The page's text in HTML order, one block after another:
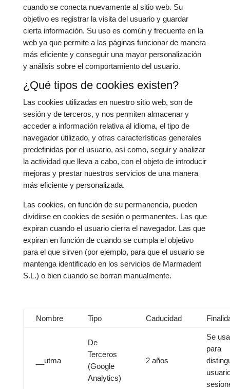
cuando se conecta nuevamente al sitio web. Su
objetivo es registrar la visita del usuario y guardar
cierta información. Su uso es común y frecuente en la
web ya que permite a las páginas funcionar de manera
más eficiente y conseguir una mayor personalización
y análisis sobre el comportamiento del usuario.
¿Qué tipos de cookies existen?
Las cookies utilizadas en nuestro sitio web, son de
sesión y de terceros, y nos permiten almacenar y
acceder a información relativa al idioma, el tipo de
navegador utilizado, y otras características generales
predefinidas por el usuario, así como, seguir y analizar
la actividad que lleva a cabo, con el objeto de introducir
mejoras y prestar nuestros servicios de una manera
más eficiente y personalizada.
Las cookies, en función de su permanencia, pueden
dividirse en cookies de sesión o permanentes. Las que
expiran cuando el usuario cierra el navegador. Las que
expiran en función de cuando se cumpla el objetivo
para el que sirven (por ejemplo, para que el usuario se
mantenga identificado en los servicios de Marmadent
S.L.) o bien cuando se borran manualmente.
Nombre Tipo Caducidad
__utma
De
Terceros
(Google
Analytics)
2 años
Se usa
para